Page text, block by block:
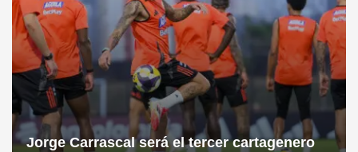
Jorge Carrascal será el tercer cartagenero